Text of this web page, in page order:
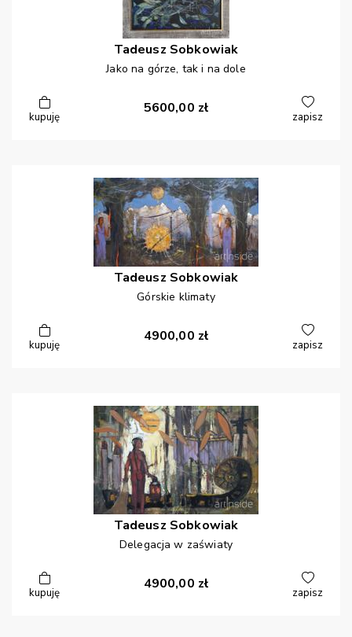
Tadeusz Sobkowiak
Jako na górze, tak i na dole
kupuję
5600,00 zł
zapisz
Tadeusz Sobkowiak
Górskie klimaty
kupuję
4900,00 zł
zapisz
Tadeusz Sobkowiak
Delegacja w zaświaty
kupuję
4900,00 zł
zapisz